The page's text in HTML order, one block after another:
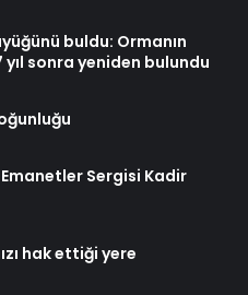
buldu: Ormanın
sonra yeniden bulundu
Sergisi Kadir
hak ettiği yere